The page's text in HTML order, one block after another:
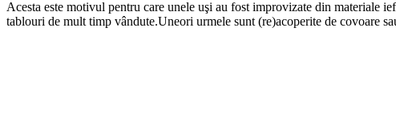
Acesta este motivul pentru care unele uşi au fost improvizate din materiale
tablouri de mult timp vândute.Uneori urmele sunt (re)acoperite de covoare